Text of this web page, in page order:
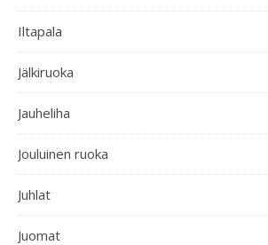
Iltapala
Jälkiruoka
Jauheliha
Jouluinen ruoka
Juhlat
Juomat